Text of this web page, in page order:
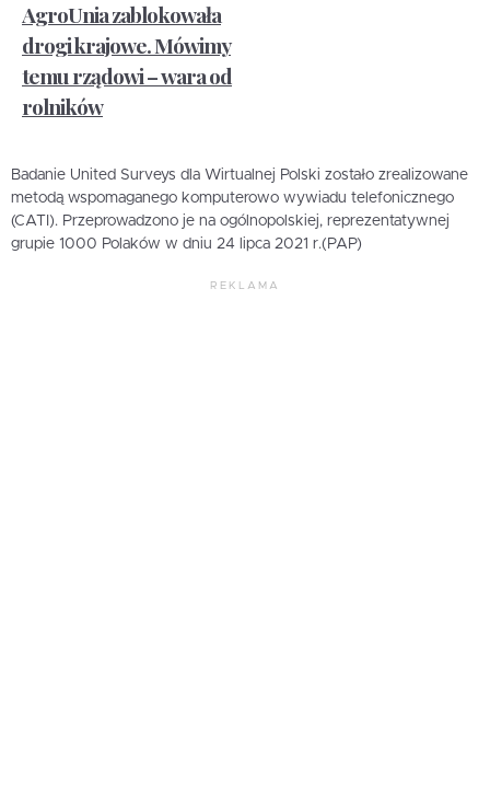
AgroUnia zablokowała
drogi krajowe. Mówimy
temu rządowi – wara od
rolników
Badanie United Surveys dla Wirtualnej Polski zostało zrealizowane
metodą wspomaganego komputerowo wywiadu telefonicznego
(CATI). Przeprowadzono je na ogólnopolskiej, reprezentatywnej
grupie 1000 Polaków w dniu 24 lipca 2021 r.(PAP)
REKLAMA